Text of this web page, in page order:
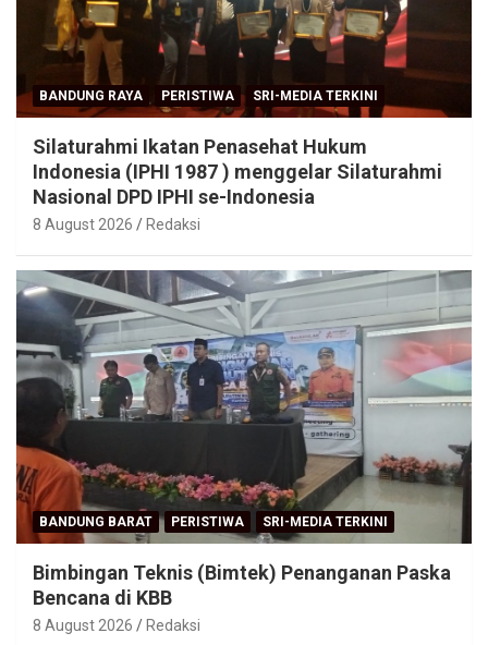
BANDUNG RAYA PERISTIWA SRI-MEDIA TERKINI
Silaturahmi Ikatan Penasehat Hukum
Indonesia (IPHI 1987 ) menggelar Silaturahmi
Nasional DPD IPHI se-Indonesia
8 August 2026 Redaksi
BANDUNG BARAT PERISTIWA SRI-MEDIA TERKINI
Bimbingan Teknis (Bimtek) Penanganan Paska
Bencana di KBB
8 August 2026 Redaksi